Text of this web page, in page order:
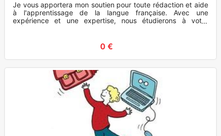
Je vous apportera mon soutien pour toute rédaction et aide
à l'apprentissage de la langue française. Avec une
expérience et une expertise, nous étudierons à votre
rythme.
0 €